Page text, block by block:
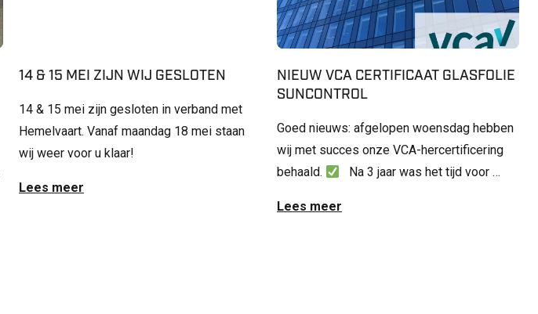
14 & 15 MEI ZIJN WIJ GESLOTEN
14 & 15 mei zijn gesloten in verband met
Hemelvaart. Vanaf maandag 18 mei staan
wij weer voor u klaar!
Lees meer
NIEUW VCA CERTIFICAAT GLASFOLIE
SUNCONTROL
Goed nieuws: afgelopen woensdag hebben
wij met succes onze VCA-hercertificering
behaald.
Na 3 jaar was het tijd voor …
Lees meer